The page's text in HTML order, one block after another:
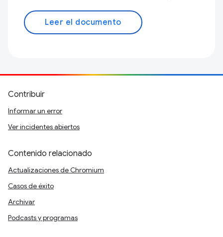
Leer el documento
Contribuir
Informar un error
Ver incidentes abiertos
Contenido relacionado
Actualizaciones de Chromium
Casos de éxito
Archivar
Podcasts y programas